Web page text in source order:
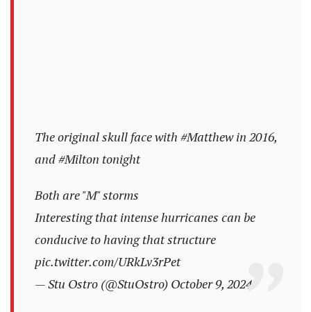
The original skull face with #Matthewin 2016,
and#Milton tonight
Both are "M" storms
Interesting that intense hurricanes can be
conducive to having that structure
pic.twitter.com/URkLv3rPet
— Stu Ostro (@StuOstro) October 9, 2024